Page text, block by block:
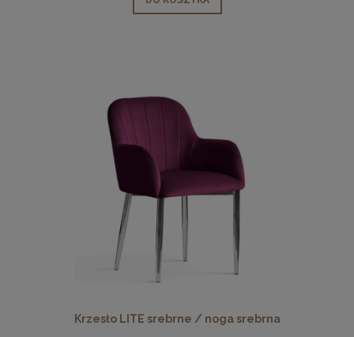
Krzesło LITE srebrne / noga srebrna